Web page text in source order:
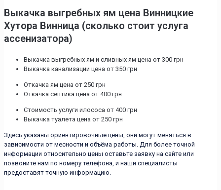
Выкачка выгребных ям цена Винницкие
Хутора Винница (сколько стоит услуга
ассенизатора)
Выкачка выгребных ям и сливных ям цена от 300 грн
Выкачка канализации цена от 350 грн
Откачка ям цена от 250 грн
Откачка септика цена от 400 грн
Стоимость услуги илососа от 400 грн
Выкачка туалета цена от 250 грн
Здесь указаны ориентировочные цены, они могут меняться в
зависимости от месности и объёма работы. Для более точной
информации относительно цены оставьте заявку на сайте или
позвоните нам по номеру телефона, и наши специалисты
предоставят точную информацию.